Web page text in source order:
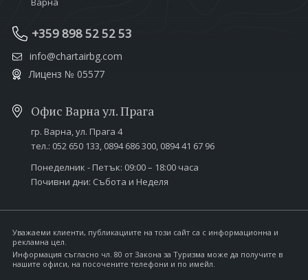
+359 898 52 52 53
info@chartairbg.com
Лиценз № 05577
Офис Варна ул. Прага
гр. Варна,ул. Прага 4
тел.: 052 650 133, 0894 686 300, 0894 41 67 96
Понеделник - Петък: 09:00 – 18:00 часа
Почивни дни: Събота и Неделя
Уважаеми клиенти, публикациите на този сайт са с информационна и
рекламна цел.
Информация съгласно чл. 80 от Закона за Туризма може да получите в
нашите офиси, на посочените телефони и по имейл.